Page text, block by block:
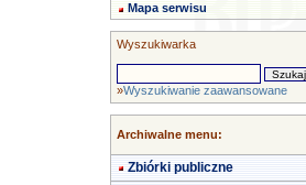
Mapa serwisu
Wyszukiwarka
»Wyszukiwanie zaawansowane
Archiwalne menu:
Zbiórki publiczne